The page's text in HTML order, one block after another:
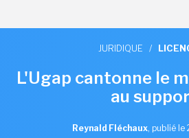
JURIDIQUE /
L'Ugap cantonne le
au
Reynald Fléchaux, publié le